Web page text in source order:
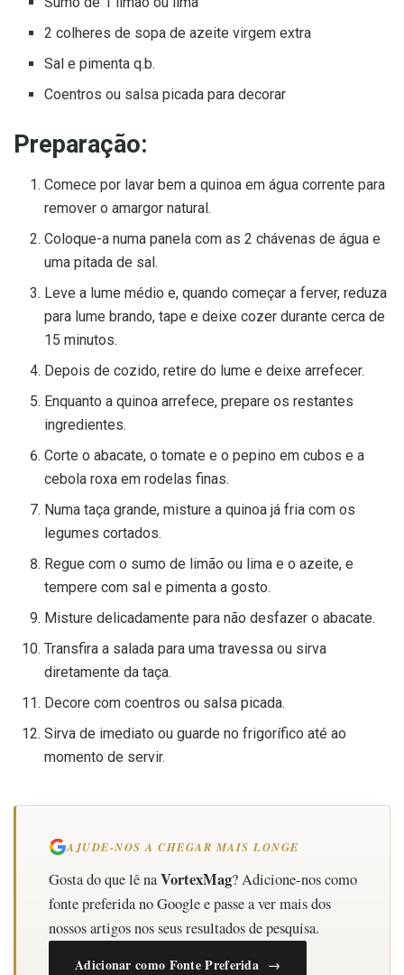
2 colheres de sopa de azeite virgem extra
Sal e pimenta q.b.
Coentros ou salsa picada para decorar
Preparação:
Comece por lavar bem a quinoa em água corrente para
remover o amargor natural.
Coloque-a numa panela com as 2 chávenas de água e
uma pitada de sal.
Leve a lume médio e, quando começar a ferver, reduza
para lume brando, tape e deixe cozer durante cerca de
15 minutos.
Depois de cozido, retire do lume e deixe arrefecer.
Enquanto a quinoa arrefece, prepare os restantes
ingredientes.
Corte o abacate, o tomate e o pepino em cubos e a
cebola roxa em rodelas finas.
Numa taça grande, misture a quinoa já fria com os
legumes cortados.
Regue com o sumo de limão ou lima e o azeite, e
tempere com sal e pimenta a gosto.
Misture delicadamente para não desfazer o abacate.
Transfira a salada para uma travessa ou sirva
diretamente da taça.
Decore com coentros ou salsa picada.
Sirva de imediato ou guarde no frigorífico até ao
momento de servir.
AJUDE-NOS A CHEGAR MAIS LONGE
Gosta do que lê naVortexMag? Adicione-nos como
fonte preferida no Google e passe a ver mais dos
nossos artigos nos seus resultados de pesquisa.
Adicionar como Fonte Preferida →